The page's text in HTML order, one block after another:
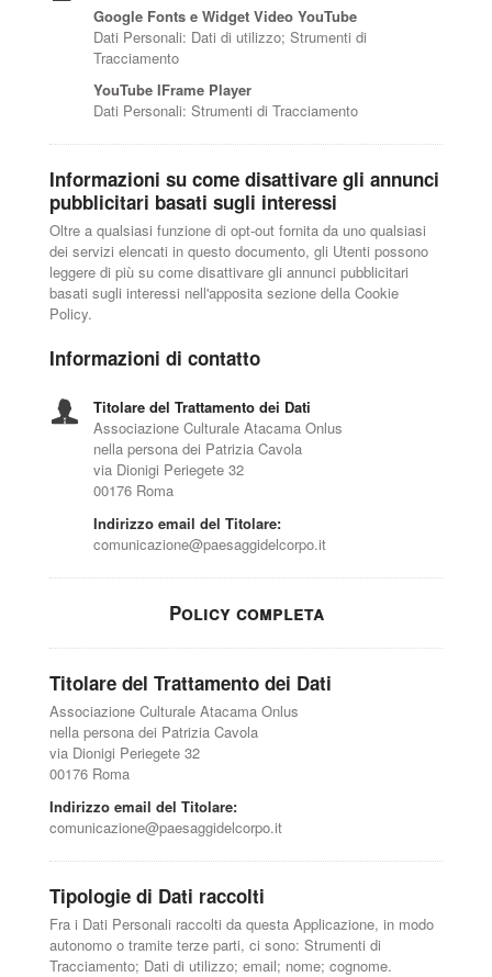
Google Fonts e Widget Video YouTube
Dati Personali: Dati di utilizzo; Strumenti di
Tracciamento
YouTube IFrame Player
Dati Personali: Strumenti di Tracciamento
Informazioni su come disattivare gli annunci
pubblicitari basati sugli interessi
Oltre a qualsiasi funzione di opt-out fornita da uno qualsiasi
dei servizi elencati in questo documento, gli Utenti possono
leggere di più su come disattivare gli annunci pubblicitari
basati sugli interessi nell'apposita sezione della Cookie
Policy.
Informazioni di contatto
Titolare del Trattamento dei Dati
Associazione Culturale Atacama Onlus
nella persona dei Patrizia Cavola
via Dionigi Periegete 32
00176 Roma
Indirizzo email del Titolare:
comunicazione@paesaggidelcorpo.it
Policy completa
Titolare del Trattamento dei Dati
Associazione Culturale Atacama Onlus
nella persona dei Patrizia Cavola
via Dionigi Periegete 32
00176 Roma
Indirizzo email del Titolare:
comunicazione@paesaggidelcorpo.it
Tipologie di Dati raccolti
Fra i Dati Personali raccolti da questa Applicazione, in modo
autonomo o tramite terze parti, ci sono: Strumenti di
Tracciamento; Dati di utilizzo; email; nome; cognome.